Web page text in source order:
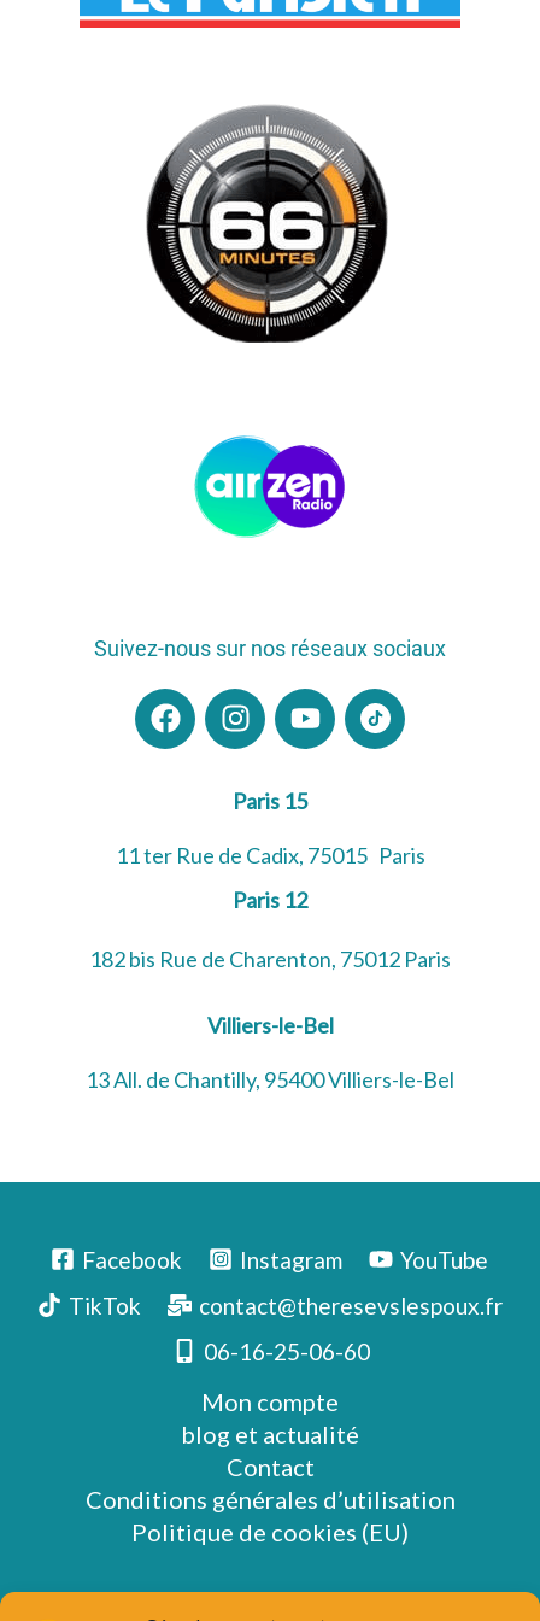
Suivez-nous sur nos réseaux sociaux
F
a
o
I
n
t
g
r
a
m
Y
o
t
b
e
Paris 15
11 ter Rue de Cadix, 75015 Paris
Paris 12
182 bis Rue de Charenton, 75012 Paris
Villiers-le-Bel
13 All. de Chantilly, 95400 Villiers-le-Bel
Facebook Instagram
YouTube
TikTok
contact@theresevslespoux.fr
06-16-25-06-60
Mon compte
blog et actualité
Contact
Conditions générales d’utilisation
Politique de cookies (EU)